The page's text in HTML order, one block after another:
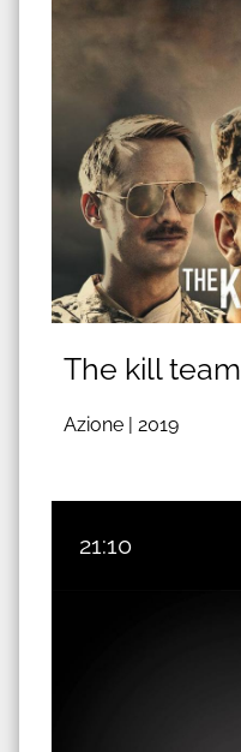
The kill team
Azione | 2019
21:10